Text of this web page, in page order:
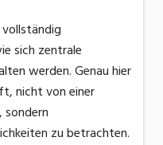
sich zentrale
werden. Genau hier
nicht von einer
sondern
zu betrachten.